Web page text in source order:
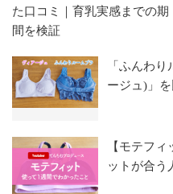
た口コミ｜育乳実感までの期
間を検証
「ふんわ
ージュ)」
【モテフ
ットが合う